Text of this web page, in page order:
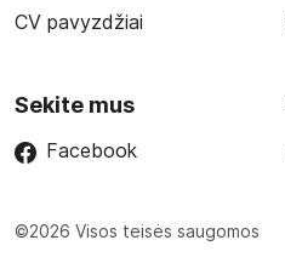
CV pavyzdžiai
Sekite mus
Facebook
©2026 Visos teisės saugomos